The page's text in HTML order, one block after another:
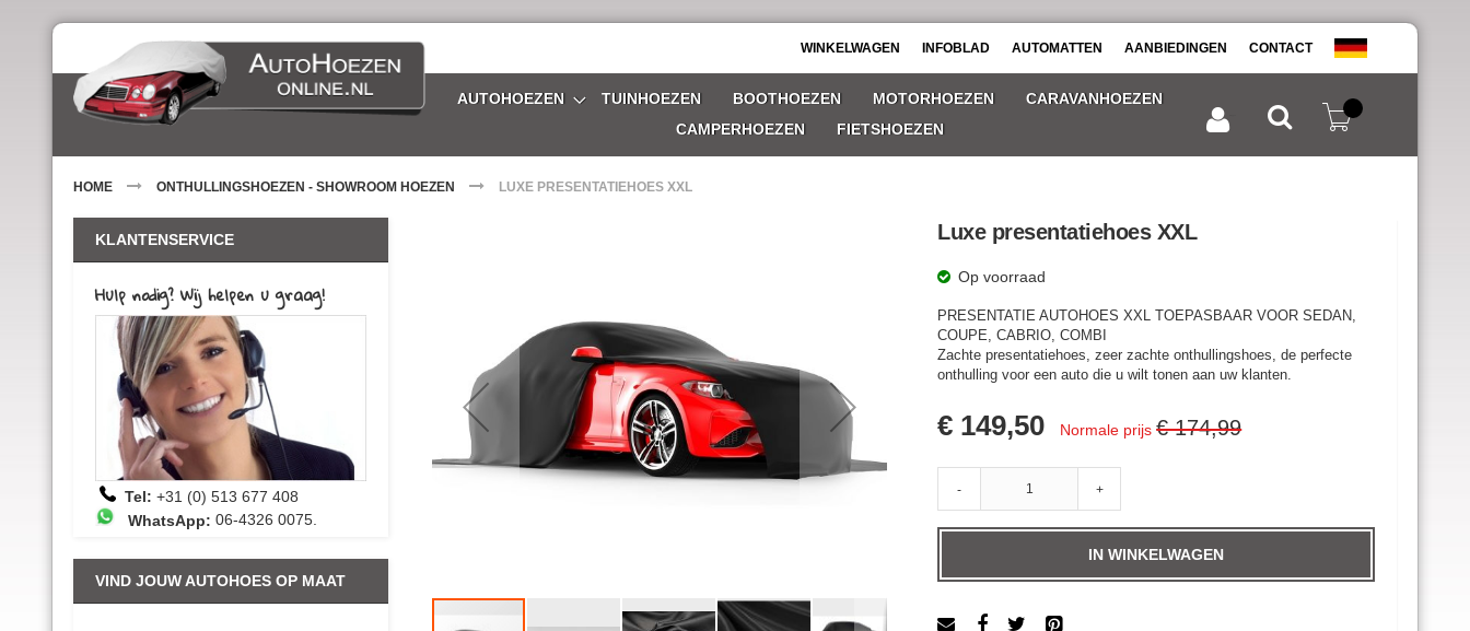
de
inhoud
WINKELWAGEN INFOBLAD AUTOMATTEN AANBIEDINGEN CONTACT
AUTOHOEZEN TUINHOEZEN BOOTHOEZEN MOTORHOEZEN
CARAVANHOEZEN
CAMPERHOEZEN
FIETSHOEZEN
Winkelwagen
HOME ONTHULLINGSHOEZEN - SHOWROOM HOEZEN LUXE PRESENTATIEHOES XXL
Luxe presentatiehoes XXL
Op voorraad
PRESENTATIE AUTOHOES XXL TOEPASBAAR VOOR SEDAN,
COUPE, CABRIO, COMBI
Zachte presentatiehoes, zeer zachte onthullingshoes, de perfecte
onthulling voor een auto die u wilt tonen aan uw klanten.
Speciale
prijs
€ 149,50 Normale prijs € 174,99
- +
IN WINKELWAGEN
KLANTENSERVICE
Hulp nodig? Wij helpen u graag!
Tel: +31 (0) 513 677 408
WhatsApp: 06-4326 0075.
VIND JOUW AUTOHOES OP MAAT